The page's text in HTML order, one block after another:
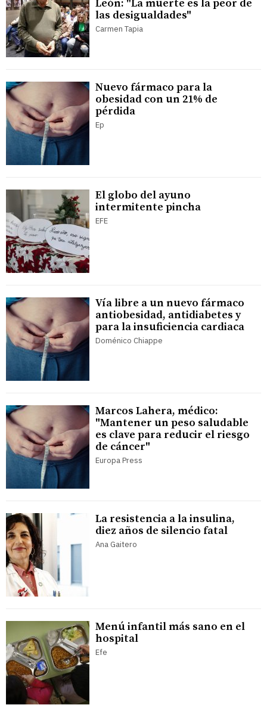
León: "La muerte es la peor de
las desigualdades"
Carmen Tapia
Nuevo fármaco para la
obesidad con un 21% de
pérdida
Ep
El globo del ayuno
intermitente pincha
EFE
Vía libre a un nuevo fármaco
antiobesidad, antidiabetes y
para la insuficiencia cardiaca
Doménico Chiappe
Marcos Lahera, médico:
"Mantener un peso saludable
es clave para reducir el riesgo
de cáncer"
Europa Press
La resistencia a la insulina,
diez años de silencio fatal
Ana Gaitero
Menú infantil más sano en el
hospital
Efe